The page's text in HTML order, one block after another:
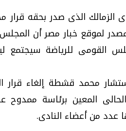
الذى صدر بحقه قرار
لموقع خبار مصر أن
القومى للرياضة سيجتمع
محمد قشطة إلغاء قرار
المعين برئاسة
عدد من أعضاء النادى.